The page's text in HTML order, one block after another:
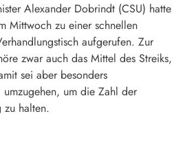
Alexander Dobrindt (CSU) hatte
Mittwoch zu einer schnellen
aufgerufen. Zur
zwar auch das Mittel des Streiks,
sei aber besonders
umzugehen, um die Zahl der
zu halten.